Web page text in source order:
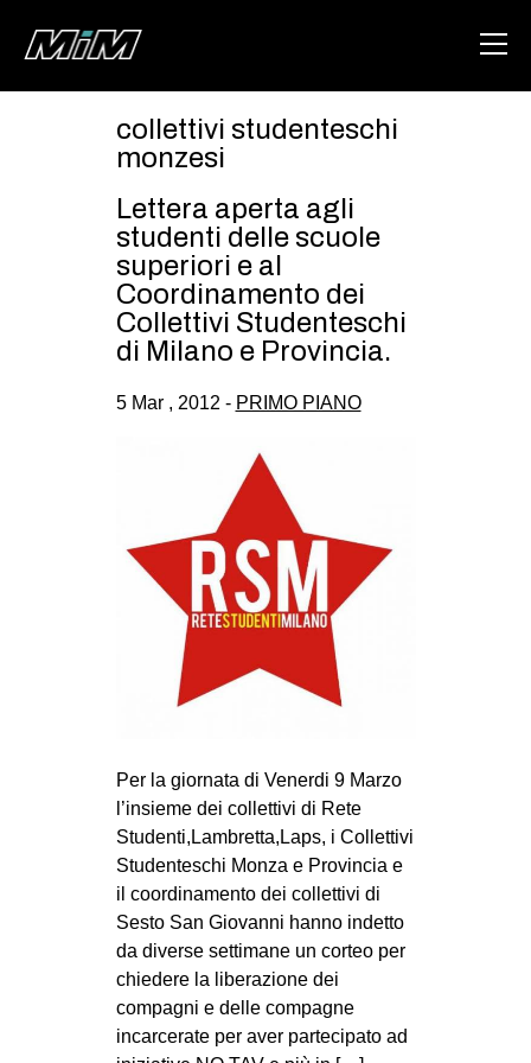
ABOUT
AREA
DEGENERAZIONE
GAZA FREESTYLE
MSM
STUDENTI TSUNAMI
ZAM
MILANO
MOBILITAZIONI
SPAZI
SPORT POPOLARE
DIRITTO ALL’ABITARE
GENERI
MIGRAZIONI
PRECARIATO
REPRESSIONE
STUDENTI
collettivi studenteschi
monzesi
Lettera aperta agli
studenti delle scuole
superiori e al
Coordinamento dei
Collettivi Studenteschi
di Milano e Provincia.
5 Mar , 2012 - PRIMO PIANO
Per la giornata di Venerdi 9 Marzo
l’insieme dei collettivi di Rete
Studenti,Lambretta,Laps, i Collettivi
Studenteschi Monza e Provincia e
il coordinamento dei collettivi di
Sesto San Giovanni hanno indetto
da diverse settimane un corteo per
chiedere la liberazione dei
compagni e delle compagne
incarcerate per aver partecipato ad